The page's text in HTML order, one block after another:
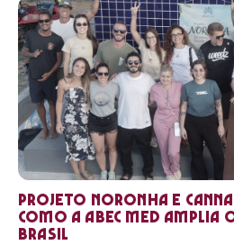
Projeto Noronha e
como a ABEC Med amplia
Brasil